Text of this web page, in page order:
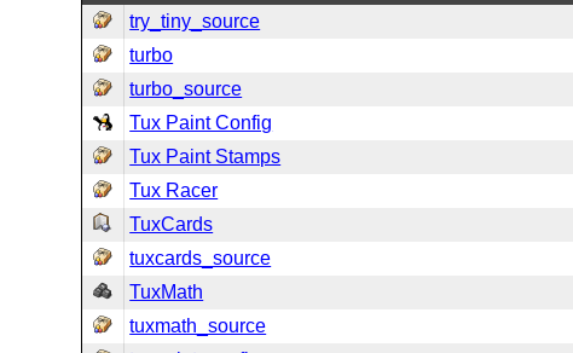
try_tiny_source
turbo
turbo_source
Tux Paint Config
Tux Paint Stamps
Tux Racer
TuxCards
tuxcards_source
TuxMath
tuxmath_source